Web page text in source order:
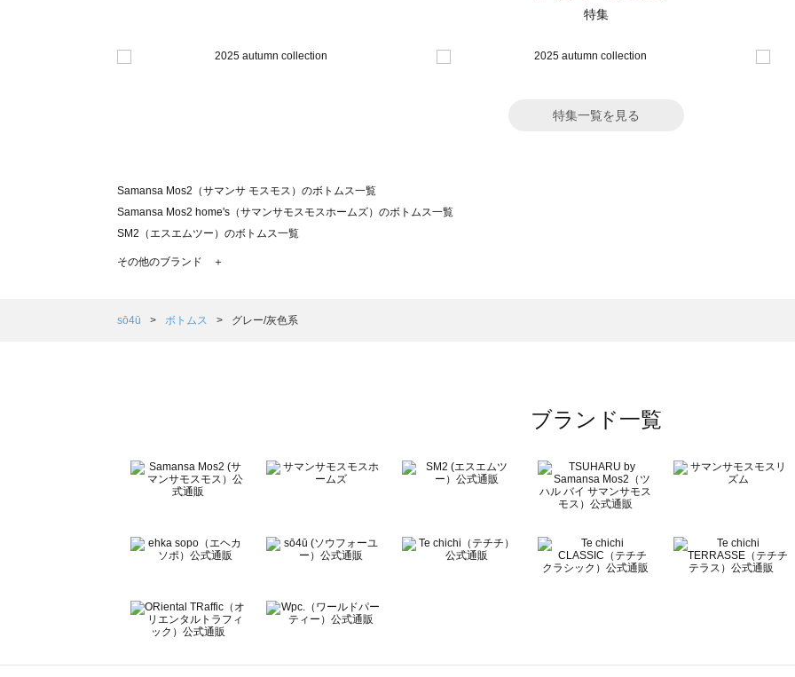
特集
特集一覧を見る
Samansa Mos2（サマンサ モスモス）のボトムス一覧
Samansa Mos2 home's（サマンサモスモスホームズ）のボトムス一覧
SM2（エスエムツー）のボトムス一覧
TSUHARU by Samansa Mos2（ツハルバイサマンサモスモス）のボトムス一覧
Samansa Mos2 Lagom（サマンサモスモス ラーゴム）のボトムス一覧
BETTY'S BLUE（べティーズブルー）のボトムス一覧
Wpc.（ワールドパーティー）のボトムス一覧
その他のブランド ＋
sō4ū ボトムス グレー/灰色系
ブランド一覧